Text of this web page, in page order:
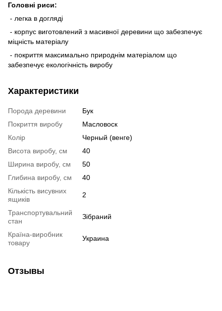
Головні риси:
- легка в догляді
- корпус виготовлений з масивної деревини що забезпечує
міцність матеріалу
- покриття максимально природнім матеріалом що
забезпечує екологічність виробу
Характеристики
Порода деревини
Бук
Покриття виробу
Масловоск
Колір
Черный (венге)
Висота виробу, см
40
Ширина виробу, см
50
Глибина виробу, см
40
Кількість висувних
ящиків
2
Транспортувальний
стан
Зібраний
Країна-виробник
товару
Украина
Отзывы